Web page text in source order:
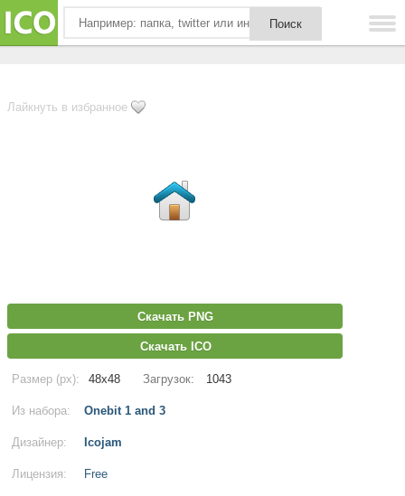
Лайкнуть в избранное
Скачать PNG
Скачать ICO
Размер (px): 48x48 Загрузок: 1043
Из набора: Onebit 1 and 3
Дизайнер: Icojam
Лицензия: Free